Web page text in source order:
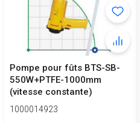
Pompe pour fûts BTS-SB-
550W+PTFE-1000mm
(vitesse constante)
1000014923